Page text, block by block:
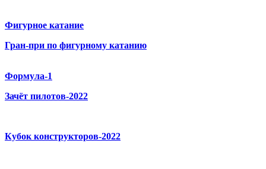
Фигурное катание
Гран-при по фигурному катанию
Формула-1
Зачёт пилотов-2022
Кубок конструкторов-2022